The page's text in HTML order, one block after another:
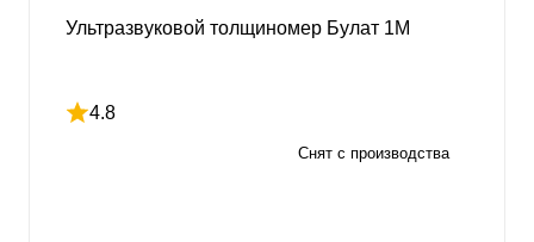
Ультразвуковой толщиномер Булат 1М
4.8
Рейтинг 4.8 из 5
Снят с производства